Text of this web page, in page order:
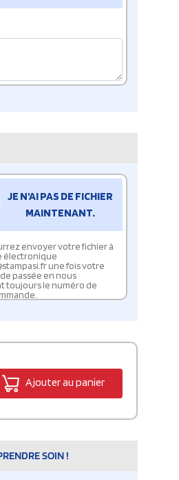
JE N'AI PAS DE FICHIER
MAINTENANT.
envoyer votre fichier à
électronique
une fois votre
passée en nous
toujours le numéro de
Ajouter au panier
SOIN !